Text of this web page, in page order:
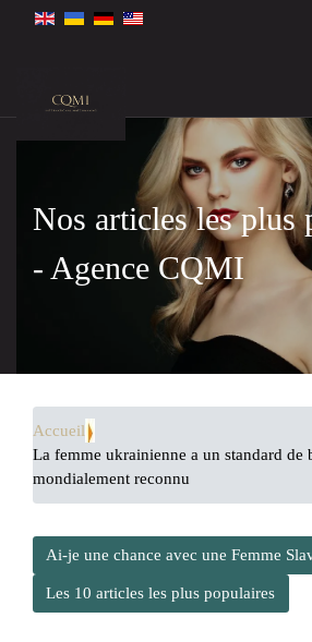
Nos articles les plus
- Agence CQMI
Accueil
La femme ukrainienne a un standard de
mondialement reconnu
Ai-je une chance avec une Femme
Les 10 articles les plus populaires